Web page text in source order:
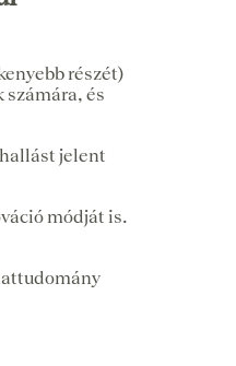
részét)
és
jelent
módját is.